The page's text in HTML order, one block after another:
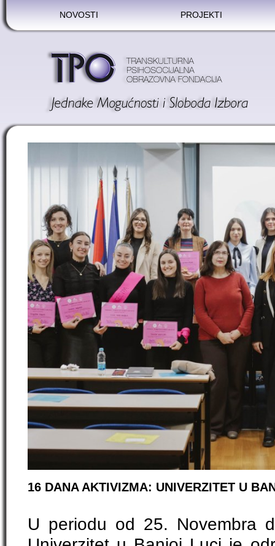
NOVOSTI PROJEKTI
16 DANA AKTIVIZMA: UNIVERZITET U
U periodu od 25. Novembra